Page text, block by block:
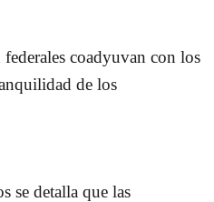
coadyuvan con los
de los
se detalla que las